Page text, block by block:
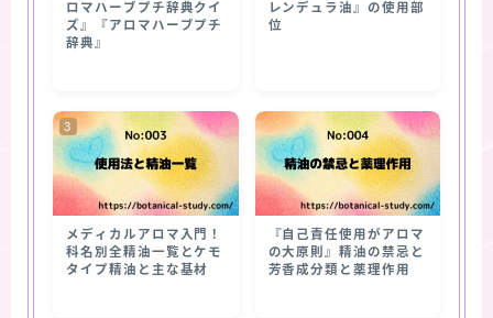
ロマハーブプチ辞典クイ
ズ』『アロマハーブプチ
辞典』
レンデュラ油』の使用部
位
メディカルアロマ入門！
科名別全精油一覧とケモ
タイプ精油と主な基材
『自己責任使用がアロマ
の大原則』精油の禁忌と
芳香成分類と薬理作用